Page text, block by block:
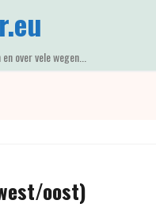
over vele wegen...
oost)